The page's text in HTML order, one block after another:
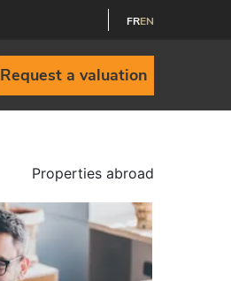
FREN
Request a valuation
Properties abroad